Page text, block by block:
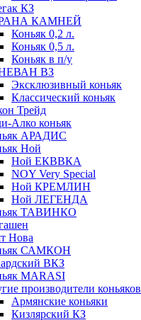
КЗ
КАМНЕЙ
Коньяк 0,2 л.
Коньяк 0,5 л.
Коньяк в п/у
ВЗ
Эксклюзивный коньяк
Классический коньяк
Трейд
Алко коньяк
АРАДИС
Ной
Ной ЕКВВКА
NOY Very Special
Ной КРЕМЛИН
Ной ЛЕГЕНДА
ТАВИНКО
Нова
САМКОН
ВКЗ
MARASI
производители коньяков
Армянские коньяки
Кизлярский КЗ